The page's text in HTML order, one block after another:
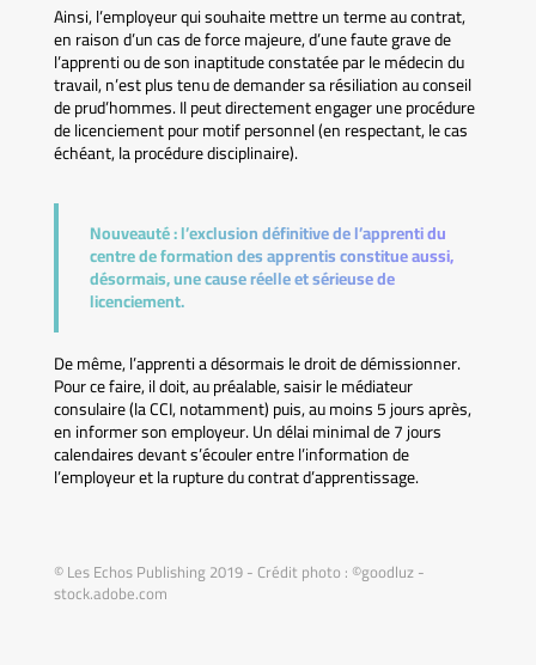
Ainsi, l’employeur qui souhaite mettre un terme au contrat,
en raison d’un cas de force majeure, d’une faute grave de
l’apprenti ou de son inaptitude constatée par le médecin du
travail, n’est plus tenu de demander sa résiliation au conseil
de prud’hommes. Il peut directement engager une procédure
de licenciement pour motif personnel (en respectant, le cas
échéant, la procédure disciplinaire).
Nouveauté :l’exclusion définitive de l’apprenti du
centre de formation des apprentis constitue aussi,
désormais, une cause réelle et sérieuse de
licenciement.
De même, l’apprenti a désormais le droit de démissionner.
Pour ce faire, il doit, au préalable, saisir le médiateur
consulaire (la CCI, notamment) puis, au moins 5 jours après,
en informer son employeur. Un délai minimal de 7 jours
calendaires devant s’écouler entre l’information de
l’employeur et la rupture du contrat d’apprentissage.
© Les Echos Publishing 2019 - Crédit photo : ©goodluz -
stock.adobe.com